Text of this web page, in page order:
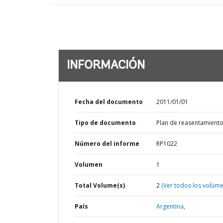
INFORMACIÓN
Fecha del documento 2011/01/01
Tipo de documento Plan de reasentamiento
Número del informe RP1022
Volumen 1
Total Volume(s) 2 (Ver todos los
País Argentina,